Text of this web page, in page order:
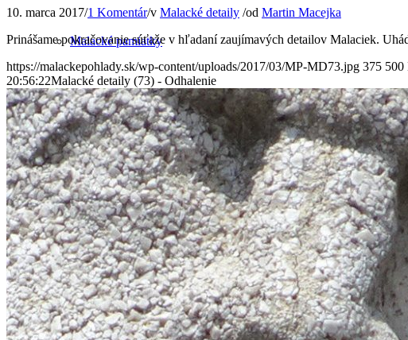
Malacké pamiatky
Pálffyovský zámok a zámocký park
Čierny kláštor
10. marca 2017/1 Komentár/v Malacké detaily /od Martin Macejka
Prinášame pokračovanie súťaže v hľadaní zaujímavých detailov Malaciek.
https://malackepohlady.sk/wp-content/uploads/2017/03/MP-MD73.jpg 375 500
20:56:22Malacké detaily (73) - Odhalenie